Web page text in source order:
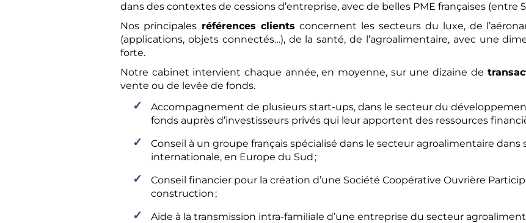
dans des contextes de cessions d’entreprise, avec de belles PME françaises (entre
Nos principalesréférences clientsconcernent les secteurs du luxe, de
(applications, objets connectés…), de la santé, de l’agroalimentaire, avec une
forte.
Notre cabinet intervient chaque année, en moyenne, sur une dizaine de
vente ou de levée de fonds.
Accompagnement de plusieurs start-ups, dans le secteur du
fonds auprès d’investisseurs privés qui leur apportent des ressources
Conseil à un groupe français spécialisé dans le secteur agroalimentaire
internationale, en Europe du Sud ;
Conseil financier pour la création d’une Société Coopérative Ouvrière
construction ;
Aide à la transmission intra-familiale d’une entreprise du secteur